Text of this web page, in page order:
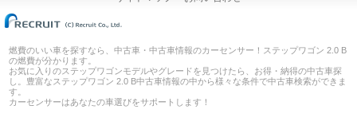
燃費のいい車を探すなら、中古車・中古車情報のカーセンサー！ステップワゴン 2.0 B
の燃費が分かります。
お気に入りのステップワゴンモデルやグレードを見つけたら、お得・納得の中古車探
し。豊富なステップワゴン 2.0 B中古車情報の中から様々な条件で中古車検索ができま
す。
カーセンサーはあなたの車選びをサポートします！